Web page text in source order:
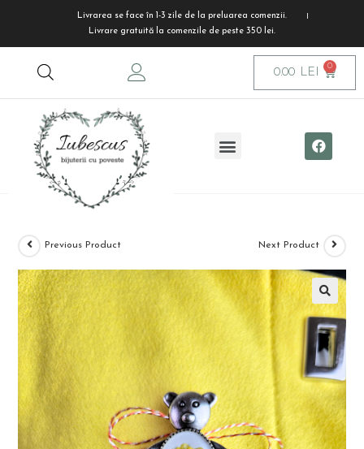
Livrarea se face în 1-3 zile de la preluarea comenzii.
Livrare gratuită la comenzile de peste 350 lei.
0.00 LEI
Previous Product Next Product